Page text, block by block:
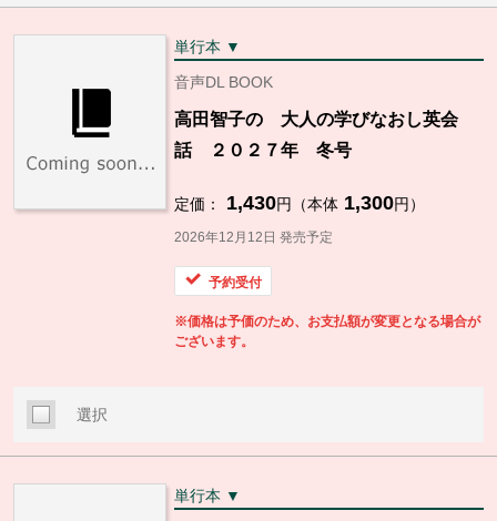
単行本 ▼
音声DL BOOK
高田智子の 大人の学びなおし英会
話 ２０２７年 冬号
定価： 1,430円（本体 1,300円）
2026年12月12日 発売予定
予約受付
※価格は予価のため、お支払額が変更となる場合が
ございます。
選択
単行本 ▼